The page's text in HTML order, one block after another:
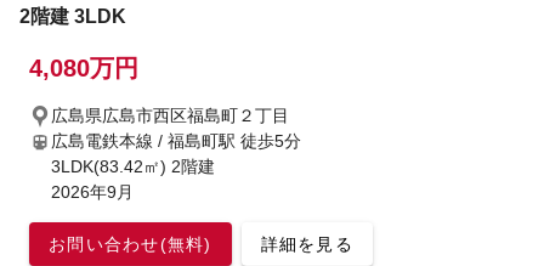
2階建 3LDK
4,080万円
広島県広島市西区福島町２丁目
広島電鉄本線 / 福島町駅 徒歩5分
3LDK(83.42㎡) 2階建
2026年9月
お問い合わせ(無料) 詳細を見る